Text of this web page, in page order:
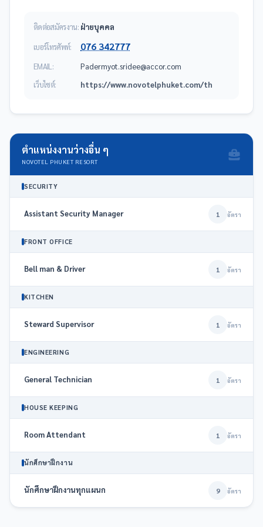
ติดต่อสมัครงาน: ฝ่ายบุคคล
เบอร์โทรศัพท์:
076 342777
EMAIL:
moc.rocca@eedirs.toymredaP
เว็บไซต์:
https://www.novotelphuket.com/th
ตำแหน่งงานว่างอื่น ๆ
NOVOTEL PHUKET RESORT
SECURITY
Assistant Security Manager 1 อัตรา
FRONT OFFICE
Bell man & Driver 1 อัตรา
KITCHEN
Steward Supervisor 1 อัตรา
ENGINEERING
General Technician 1 อัตรา
HOUSE KEEPING
Room Attendant 1 อัตรา
นักศึกษาฝึกงาน
นักศึกษาฝึกงานทุกแผนก 9 อัตรา